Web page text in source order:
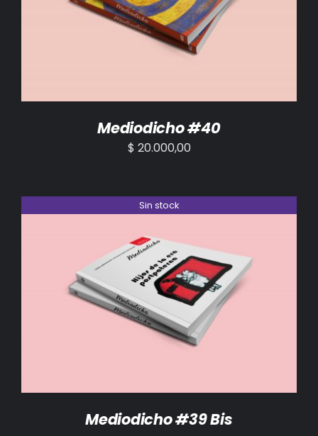
AÑADIR AL CARRITO / DETALLES
Mediodicho #40
$ 20.000,00
Sin stock
DETALLES
Mediodicho #39 Bis